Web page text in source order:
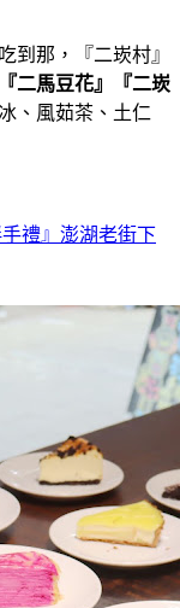
到那，『二崁村』
『二馬豆花』『二崁
、風茹茶、土仁
禮』澎湖老街下